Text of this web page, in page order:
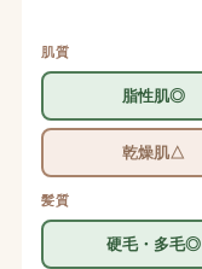
肌質
脂性肌◎
乾燥肌△
髪質
硬毛・多毛◎